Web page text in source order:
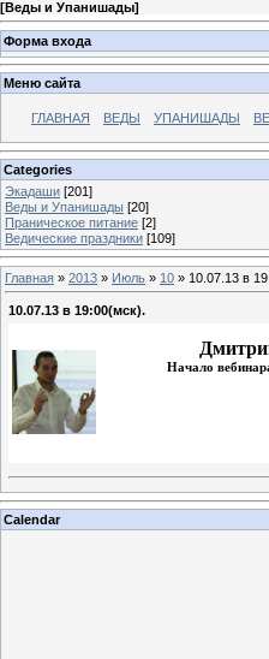
[Веды и Упанишады]
Форма входа
Меню сайта
ГЛАВНАЯ ВЕДЫ УПАНИШАДЫ
Categories
Экадаши [201]
Веды и Упанишады [20]
Праническое питание [2]
Ведические праздники [109]
Главная » 2013 » Июль » 10 » 10.07.13 в
10.07.13 в 19:00(мск).
Начало
Calendar